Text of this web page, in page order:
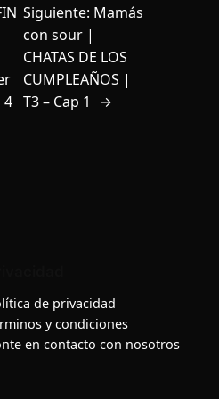
4
Siguiente: Mamás
con sour |
CHATAS DE LOS
CUMPLEAÑOS |
T3 – Cap 1
→
de privacidad
y condiciones
en contacto con nosotros